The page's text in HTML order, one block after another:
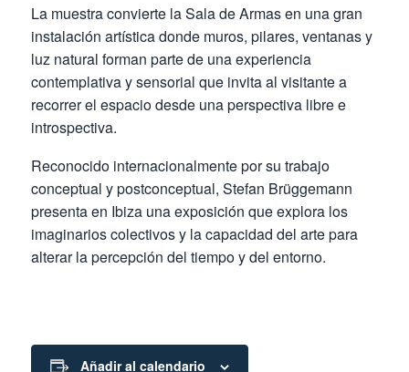
La muestra convierte la Sala de Armas en una gran
instalación artística donde muros, pilares, ventanas y
luz natural forman parte de una experiencia
contemplativa y sensorial que invita al visitante a
recorrer el espacio desde una perspectiva libre e
introspectiva.
Reconocido internacionalmente por su trabajo
conceptual y postconceptual, Stefan Brüggemann
presenta en Ibiza una exposición que explora los
imaginarios colectivos y la capacidad del arte para
alterar la percepción del tiempo y del entorno.
Añadir al calendario